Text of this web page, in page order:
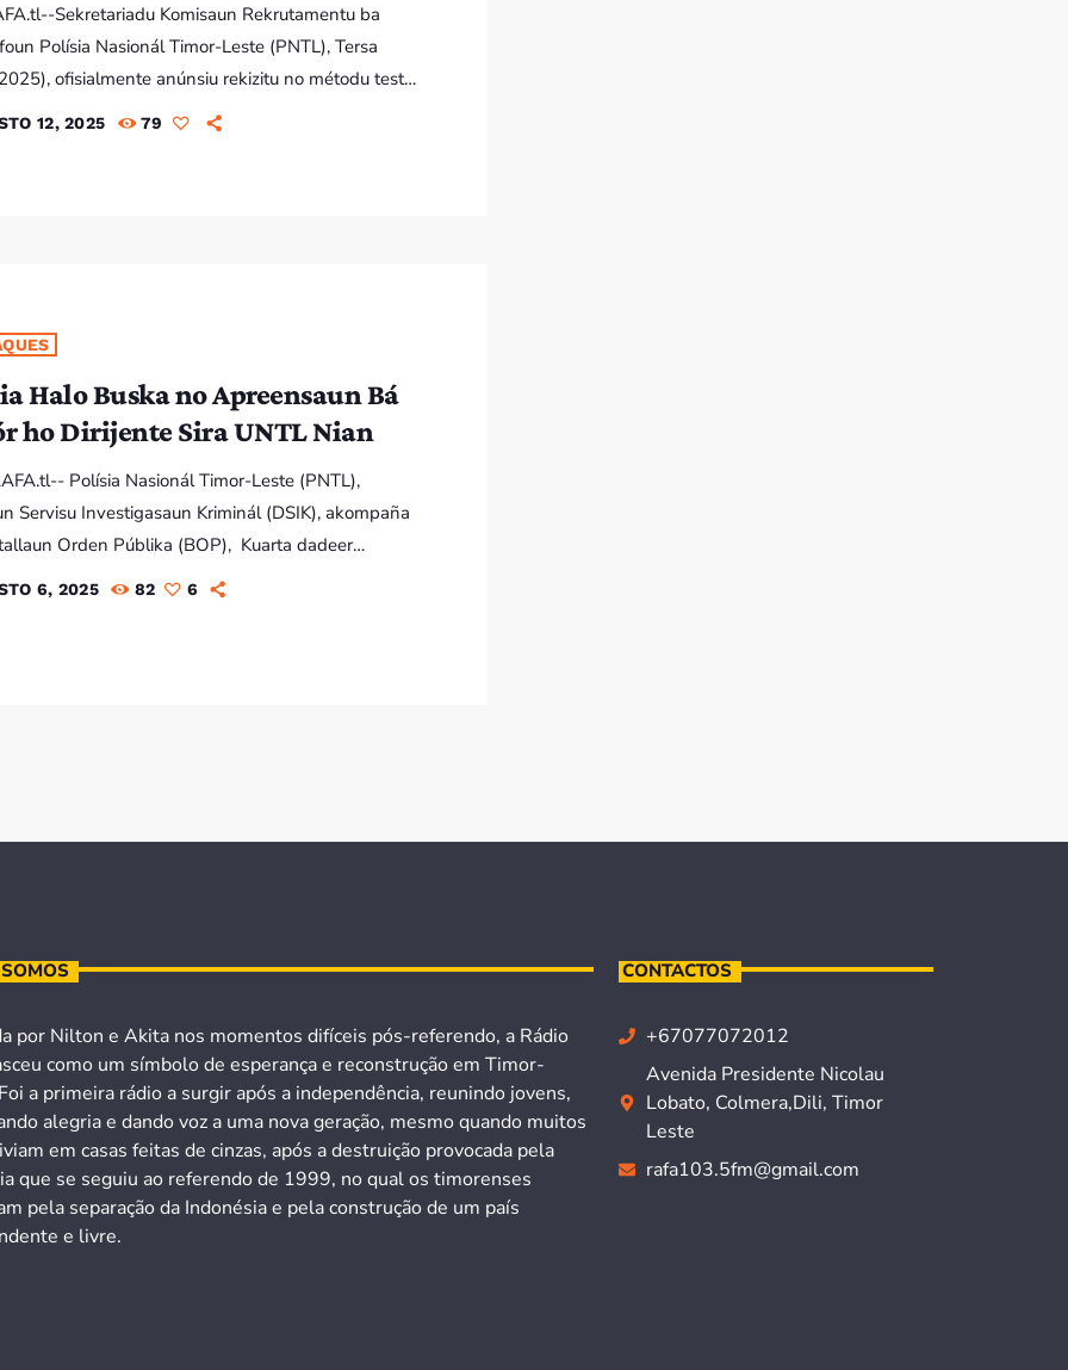
Sekretariadu Komisaun Rekrutamentu ba
Polísia Nasionál Timor-Leste (PNTL), Tersa
ofisialmente anúnsiu rekizitu no métodu teste
kadete foun PNTL tinan 2025. Notísia
12, 2025 79
Halo Buska no Apreensaun Bá
ho Dirijente Sira UNTL Nian
Polísia Nasionál Timor-Leste (PNTL),
Servisu Investigasaun Kriminál (DSIK), akompaña
Orden Públika (BOP), Kuarta dadeer
halo buska no apreensaun ba Reitór no Pro-
6, 2025 82 6
por Nilton e Akita nos momentos difíceis pós-referendo, a Rádio
como um símbolo de esperança e reconstrução em Timor-
a primeira rádio a surgir após a independência, reunindo jovens,
alegria e dando voz a uma nova geração, mesmo quando muitos
em casas feitas de cinzas, após a destruição provocada pela
que se seguiu ao referendo de 1999, no qual os timorenses
pela separação da Indonésia e pela construção de um país
e livre.
CONTACTOS
+67077072012
Avenida Presidente Nicolau
Lobato, Colmera,Dili, Timor
Leste
rafa103.5fm@gmail.com